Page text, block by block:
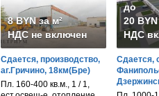
8 BYN за м²
НДС не включен
Сдается, производство,
аг.Гричино, 18км(Бре)
Пл. 160-400 кв.м., 1 / 1,
до
20
НДС
Сдается,